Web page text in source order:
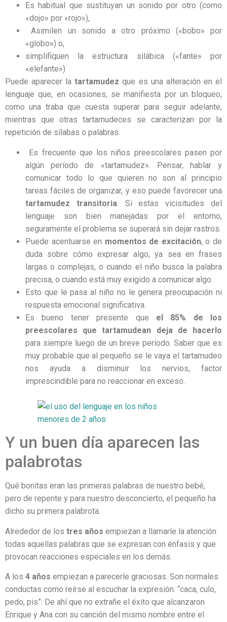
Es habitual que sustituyan un sonido por otro (como
«dojo» por «rojo»),
Asimilen un sonido a otro próximo («bobo» por
«globo») o,
simplifiquen la estructura silábica («fante» por
«elefante»)
Puede aparecer la tartamudez que es una alteración en el
lenguaje que, en ocasiones, se manifiesta por un bloqueo,
como una traba que cuesta superar para seguir adelante,
mientras que otras tartamudeces se caracterizan por la
repetición de sílabas o palabras.
Es frecuente que los niños preescolares pasen por
algún período de «tartamudez». Pensar, hablar y
comunicar todo lo que quieren no son al principio
tareas fáciles de organizar, y eso puede favorecer una
tartamudez transitoria . Si estas vicisitudes del
lenguaje son bien manejadas por el entorno,
seguramente el problema se superará sin dejar rastros.
Puede acentuarse en momentos de excitación, o de
duda sobre cómo expresar algo, ya sea en frases
largas o complejas, o cuando el niño busca la palabra
precisa, o cuando está muy exigido a comunicar algo.
Esto que le pasa al niño no le genera preocupación ni
respuesta emocional significativa.
Es bueno tener presente que el 85% de los
preescolares que tartamudean deja de hacerlo
para siempre luego de un breve período. Saber que es
muy probable que al pequeño se le vaya el tartamudeo
nos ayuda a disminuir los nervios, factor
imprescindible para no reaccionar en exceso.
Y un buen día aparecen las
palabrotas
Qué bonitas eran las primeras palabras de nuestro bebé,
pero de repente y para nuestro desconcierto, el pequeño ha
dicho su primera palabrota.
Alrededor de los tres años empiezan a llamarle la atención
todas aquellas palabras que se expresan con énfasis y que
provocan reacciones especiales en los demás.
A los 4 años empiezan a parecerle graciosas. Son normales
conductas como reírse al escuchar la expresión: “caca, culo,
pedo, pis”. De ahí que no extrañe el éxito que alcanzaron
Enrique y Ana con su canción del mismo nombre entre el